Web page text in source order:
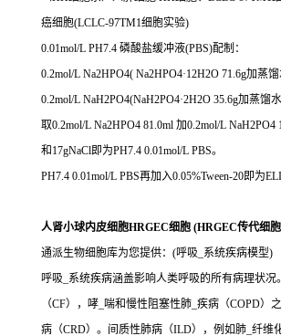
癌细胞(LCLC-97TM1细胞实验)
0.01mol/L PH7.4 磷酸盐缓冲液(PBS)配制：
0.2mol/L Na2HPO4( Na2HPO4·12H2O 71.6g加蒸
0.2mol/L NaH2PO4(NaH2PO4·2H2O 35.6g加蒸馏
取0.2mol/L Na2HPO4 81.0ml 加0.2mol/L NaH2PO4
和17gNaCl即为PH7.4 0.01mol/L PBS。
PH7.4 0.01mol/L PBS再加入0.05%Tween-20即为
人肾小球内皮细胞HRGEC细胞 (HRGEC传代细
通派生物细胞库为您提供：(呼吸_系统疾病模型)
呼吸_系统疾病涵盖影响人类呼吸的所有病理状况
（CF），哮_喘和慢性阻塞性肺_疾病（COPD）
病（CRD）。间质性肺病（ILD），例如肺_纤维